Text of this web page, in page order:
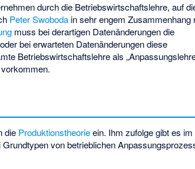
durch die Betriebswirtschaftslehre, auf
Peter Swoboda in sehr engem Zusammenhang
muss bei derartigen Datenänderungen die
bei erwarteten Datenänderungen diese
Betriebswirtschaftslehre als
die Produktionstheorieein. Ihm zufolge gibt es im
Grundtypen von betrieblichen